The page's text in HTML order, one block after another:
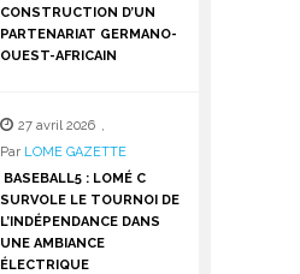
CONSTRUCTION D’UN
PARTENARIAT GERMANO-
OUEST-AFRICAIN
27 avril 2026
Par LOME GAZETTE
BASEBALL5 : LOMÉ C
SURVOLE LE TOURNOI DE
L’INDÉPENDANCE DANS
UNE AMBIANCE
ÉLECTRIQUE